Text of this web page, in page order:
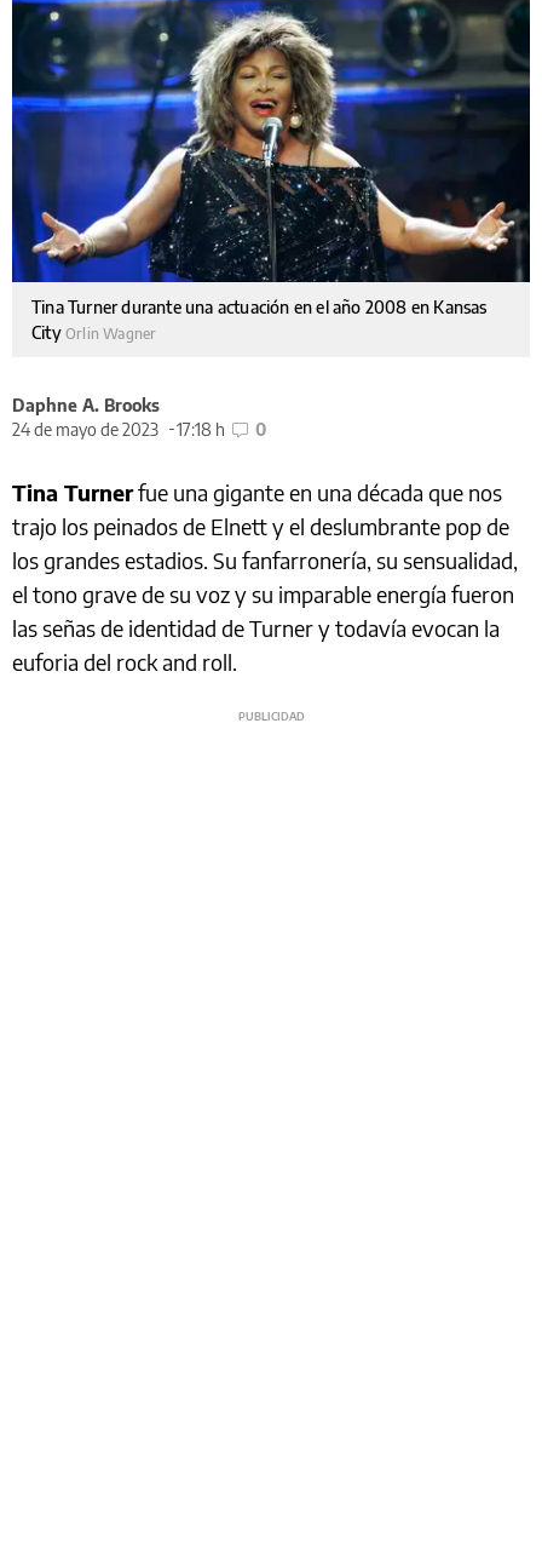
Tina Turner durante una actuación en el año 2008 en Kansas
City Orlin Wagner
Daphne A. Brooks
24 de mayo de 2023
17:18 h 0
Tina Turnerfue una gigante en una década que nos
trajo los peinados de Elnett y el deslumbrante pop de
los grandes estadios. Su fanfarronería, su sensualidad,
el tono grave de su voz y su imparable energía fueron
las señas de identidad de Turner y todavía evocan la
euforia del rock and roll.